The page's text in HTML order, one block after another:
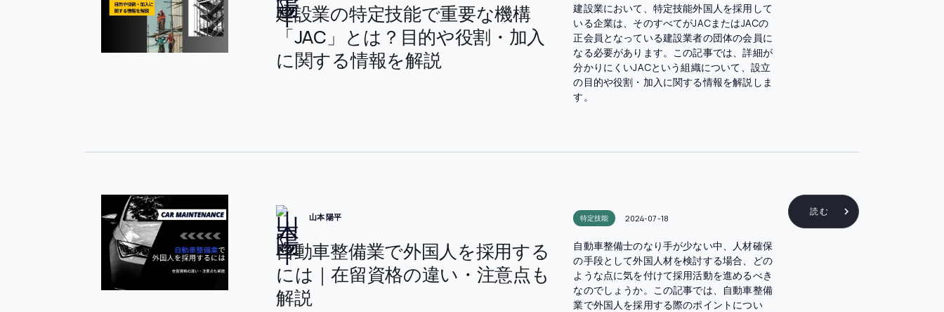
建設業の特定技能で重要な機構
「JAC」とは？目的や役割・加入
に関する情報を解説
建設業において、特定技能外国人を採用して
いる企業は、そのすべてがJACまたはJACの
正会員となっている建設業者の団体の会員に
なる必要があります。この記事では、詳細が
分かりにくいJACという組織について、設立
の目的や役割・加入に関する情報を解説しま
す。
山本 陽平
自動車整備業で外国人を採用する
には｜在留資格の違い・注意点も
解説
特定技能 2024-07-18
自動車整備士のなり手が少ない中、人材確保
の手段として外国人材を検討する場合、どの
ような点に気を付けて採用活動を進めるべき
なのでしょうか。この記事では、自動車整備
業で外国人を採用する際のポイントについ
読む